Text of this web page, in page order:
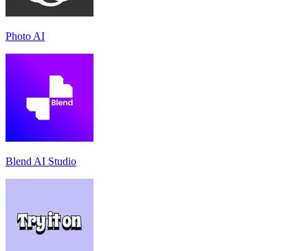
Photo AI
Blend AI Studio